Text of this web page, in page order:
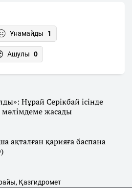
Ұнамайды 1
Ашулы 0
Нұрай Серікбай ісінде
жасады
ақталған қарияға баспана
Қазгидромет